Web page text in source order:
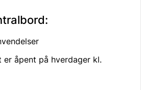
er åpent på hverdager kl.